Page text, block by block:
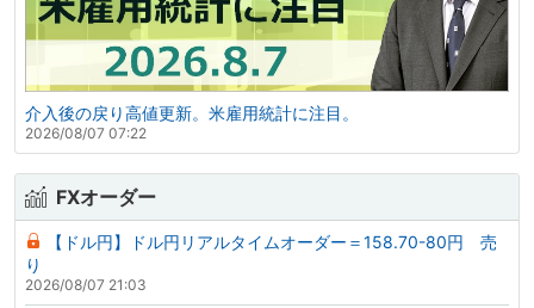
介入後の戻り高値更新。米雇用統計に注目。
2026/08/07 07:22
FXオーダー
【ドル円】ドル円リアルタイムオーダー＝158.70-80円 売
り
2026/08/07 21:03